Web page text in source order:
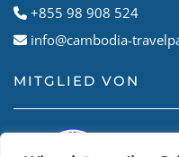
+855 98 908 524
info@cambodia-
MITGLIED VON